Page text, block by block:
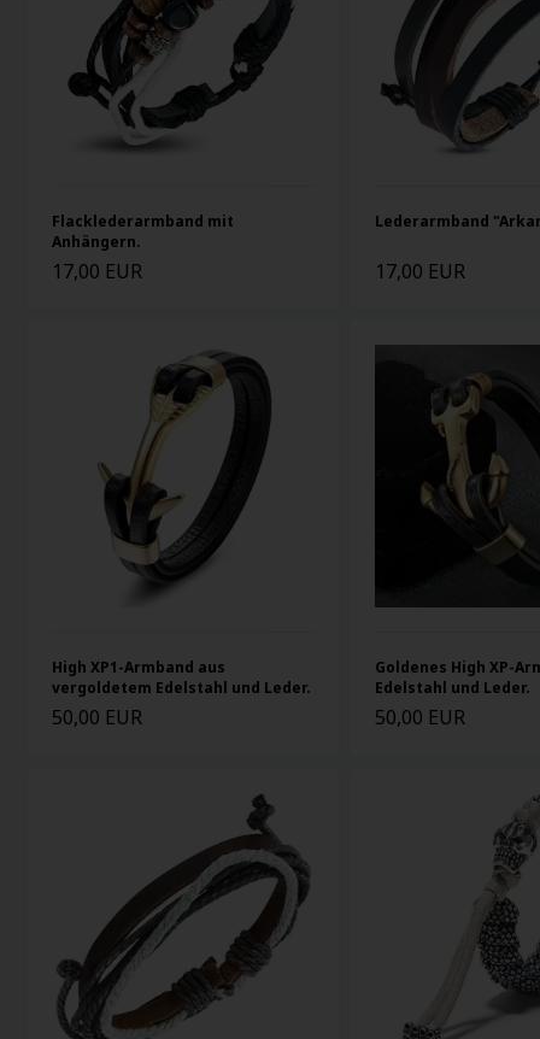
Flacklederarmband mit
Anhängern.
17,00 EUR
Lederarmband
17,00 EUR
High XP1-Armband aus
vergoldetem Edelstahl und Leder.
50,00 EUR
Goldenes High XP-
Edelstahl und Leder.
50,00 EUR